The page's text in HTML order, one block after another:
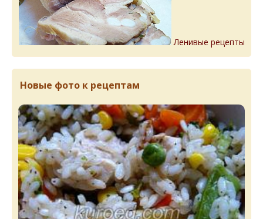
Ленивые рецепты
Новые фото к рецептам